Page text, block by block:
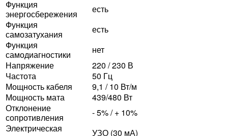
Функция
энергосбережения
есть
Функция
самозатухания
есть
Функция
самодиагностики
нет
Напряжение
220 / 230 В
Частота
50 Гц
Мощность кабеля
9,1 / 10 Вт/м
Мощность мата
439/480 Вт
Отклонение
сопротивления
- 5% / + 10%
Электрическая
УЗО (30 мА)